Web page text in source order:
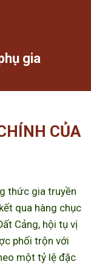
gia
CỦA
thức gia truyền
qua hàng chục
Cảng, hội tụ vị
phối trộn với
một tỷ lệ đặc